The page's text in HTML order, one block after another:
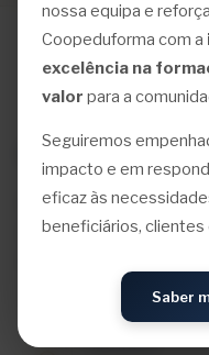
nossa equipa e
Coopeduforma com a
excelência na
valor para a
Seguiremos
impacto e em
eficaz às
beneficiários, clientes
Saber
Como podemos
Não hesite em
meios. Teremos todo o
MORADA